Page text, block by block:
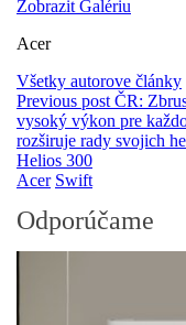
Zobrazit Galériu
Acer
Všetky autorove články
Previous post ČR:
vysoký výkon pre
rozširuje rady svojich
Helios 300
Acer Swift
Odporúčame